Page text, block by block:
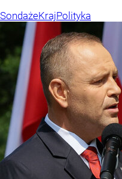
SondażeKrajPolityka